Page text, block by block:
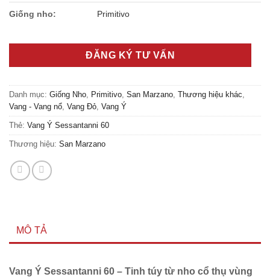
Giống nho: Primitivo
ĐĂNG KÝ TƯ VẤN
Danh mục: Giống Nho Primitivo San Marzano Thương hiệu khác
Vang - Vang nổ Vang Đỏ Vang Ý
Thẻ: Vang Ý Sessantanni 60
Thương hiệu: San Marzano
MÔ TẢ
Vang Ý Sessantanni 60 – Tinh túy từ nho cổ thụ vùng